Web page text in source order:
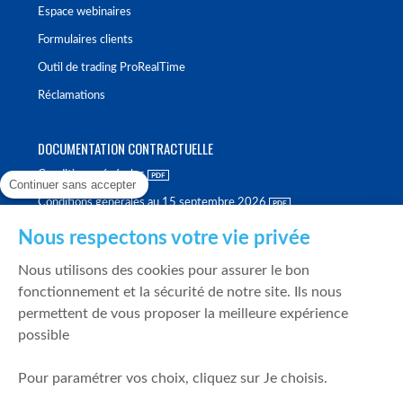
Espace webinaires
Formulaires clients
Outil de trading ProRealTime
Réclamations
DOCUMENTATION CONTRACTUELLE
Conditions générales
Conditions générales au 15 septembre 2026
Politique de meilleure sélection
Politique de durabilité
Fonds de garantie des dépôts et de résolution
Continuer sans accepter
Nous respectons votre vie privée
Nous utilisons des cookies pour assurer le bon
fonctionnement et la sécurité de notre site. Ils nous
permettent de vous proposer la meilleure expérience
possible
Pour paramétrer vos choix, cliquez sur Je choisis.